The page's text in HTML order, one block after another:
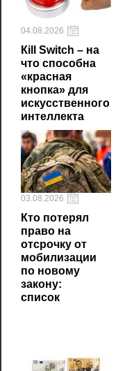
04.08.2026
Кill Switch – на
что способна
«красная
кнопка» для
искусственного
интеллекта
03.08.2026
Кто потерял
право на
отсрочку от
мобилизации
по новому
закону:
список